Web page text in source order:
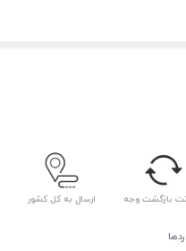
بازگشت وجه ارسال به کل کشور